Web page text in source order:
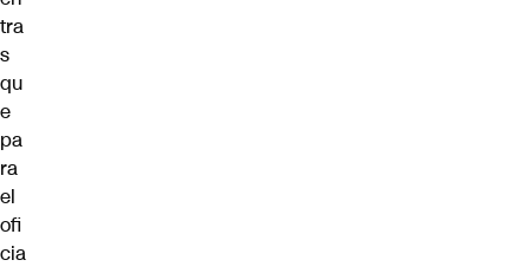
tra
s
qu
e
pa
ra
el
ofi
cia